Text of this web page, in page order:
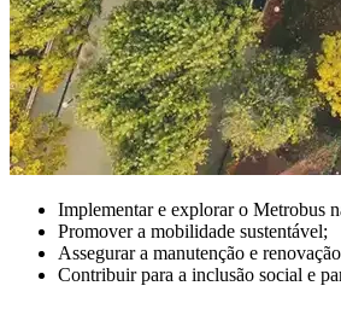
Implementar e explorar o Metrobus
Promover a mobilidade sustentável;
Assegurar a manutenção e
Contribuir para a inclusão social e